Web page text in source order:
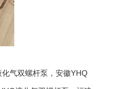
气双螺杆泵 ， 安徽YHQ